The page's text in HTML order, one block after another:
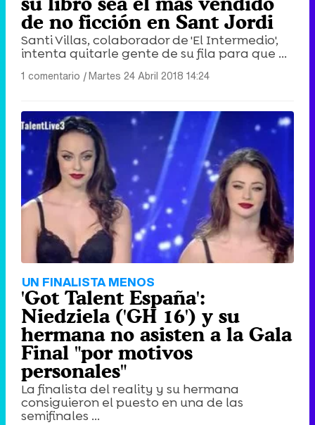
de no ficción en Sant Jordi
Santi Villas, colaborador de 'El Intermedio',
intenta quitarle gente de su fila para que ...
1 comentario |Martes 24 Abril 2018 14:24
UN FINALISTA MENOS
'Got Talent España':
Niedziela ('GH 16') y su
hermana no asisten a la Gala
Final "por motivos
personales"
La finalista del reality y su hermana
consiguieron el puesto en una de las
semifinales ...